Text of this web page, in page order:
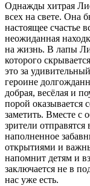
Однажды хитрая
всех на свете. Она
настоящее счастье
неожиданная
на жизнь. В лапы
которого
это за
героине
добрая, весёлая и
порой оказывается
заметить. Вместе
зрители отправятся
наполненное
открытиями и
напомнит детям и
заключается не в
нас уже есть.